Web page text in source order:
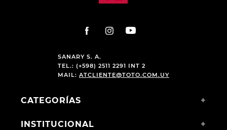
SANARY S. A.
TEL.: (+598) 2511 2291 INT 2
MAIL: ATCLIENTE@TOTO.COM.UY
CATEGORÍAS +
INSTITUCIONAL +